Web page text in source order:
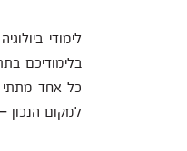
לימודי
בלימודיכם
כל אחד מתתי
למקום הנכון